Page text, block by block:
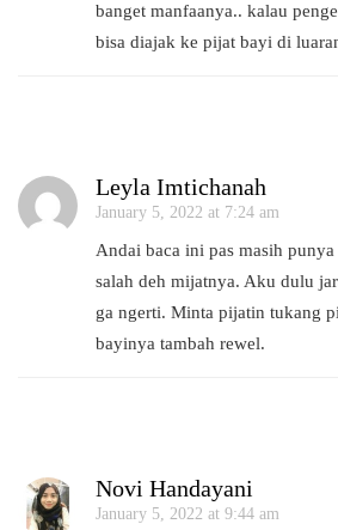
banget manfaanya.. kalau
bisa diajak ke pijat bayi di
Leyla Imtichanah
January 5, 2022 at 7:24 am
Andai baca ini pas masih
salah deh mijatnya. Aku dulu
ga ngerti. Minta pijatin tukang
bayinya tambah rewel.
Novi Handayani
January 5, 2022 at 9:44 am